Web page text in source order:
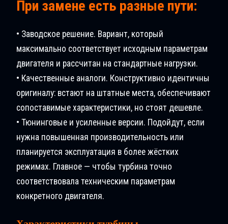
При замене есть разные пути:
• Заводское решение. Вариант, который
максимально соответствует исходным параметрам
двигателя и рассчитан на стандартные нагрузки.
• Качественные аналоги. Конструктивно идентичны
оригиналу: встают на штатные места, обеспечивают
сопоставимые характеристики, но стоят дешевле.
• Тюнинговые и усиленные версии. Подойдут, если
нужна повышенная производительность или
планируется эксплуатация в более жёстких
режимах. Главное — чтобы турбина точно
соответствовала техническим параметрам
конкретного двигателя.